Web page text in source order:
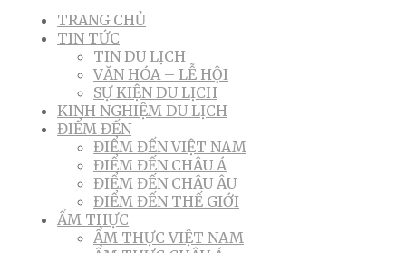
TRANG CHỦ
TIN TỨC
TIN DU LỊCH
VĂN HÓA – LỄ HỘI
SỰ KIỆN DU LỊCH
KINH NGHIỆM DU LỊCH
ĐIỂM ĐẾN
ĐIỂM ĐẾN VIỆT NAM
ĐIỂM ĐẾN CHÂU Á
ĐIỂM ĐẾN CHÂU ÂU
ĐIỂM ĐẾN THẾ GIỚI
ẨM THỰC
ẨM THỰC VIỆT NAM